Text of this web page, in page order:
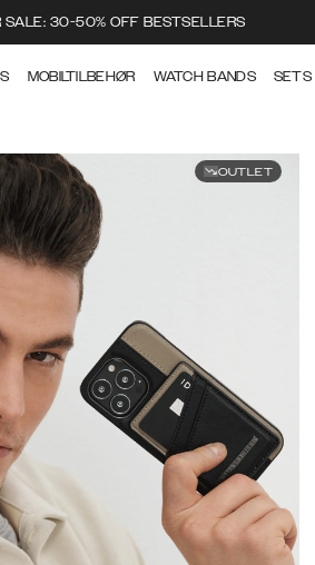
SALE: 30-50% OFF BESTSELLERS
MOBILTILBEHØR WATCH BANDS SETS
OUTLET